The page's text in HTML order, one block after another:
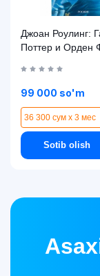
Джоан Роулинг:
Поттер и Орден
99 000 so'm
36 300 сум x 3 мес
Sotib olish